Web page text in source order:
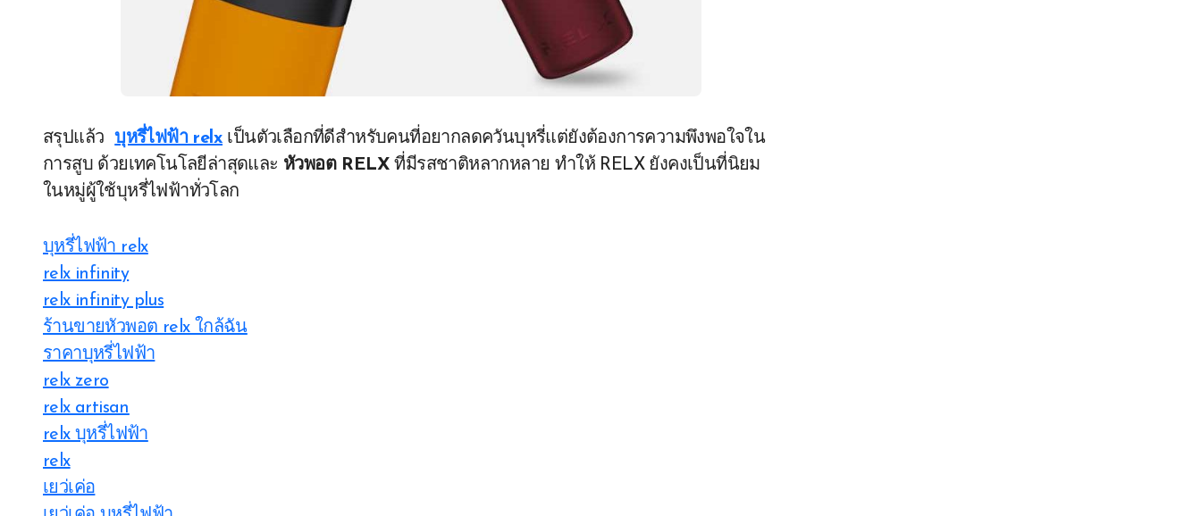
สรุปแล้ว บุหรี่ไฟฟ้า relx เป็นตัวเลือกที่ดีสำหรับคนที่อยากลดควันบุหรี่แต่ยังต้องการความพึงพอใจใน
การสูบ ด้วยเทคโนโลยีล่าสุดและ หัวพอต RELX ที่มีรสชาติหลากหลาย ทำให้ RELX ยังคงเป็นที่นิยม
ในหมู่ผู้ใช้บุหรี่ไฟฟ้าทั่วโลก
บุหรี่ไฟฟ้า relx
relx infinity
relx infinity plus
ร้านขายหัวพอต relx ใกล้ฉัน
ราคาบุหรี่ไฟฟ้า
relx zero
relx artisan
relx บุหรี่ไฟฟ้า
relx
เยว่เค่อ